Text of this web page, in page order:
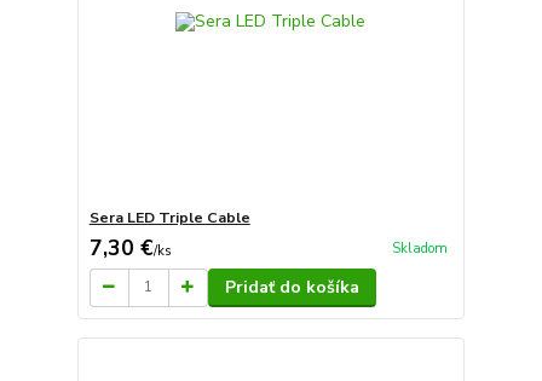
Sera LED Triple Cable
7,30 €/ks Skladom
Pridať do košíka